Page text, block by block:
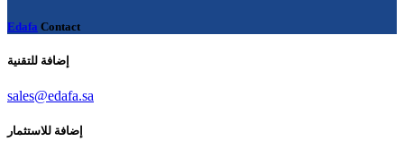
Edafa Contact
إضافة للتقنية
sales@edafa.sa
إضافة للاستثمار